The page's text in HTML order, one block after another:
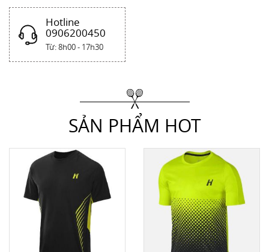
Hotline
0906200450
Từ: 8h00 - 17h30
SẢN PHẨM HOT